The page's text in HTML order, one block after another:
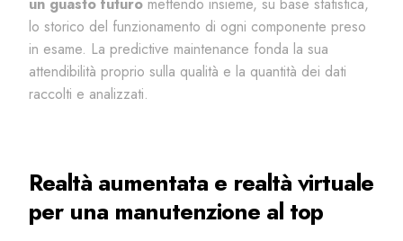
lo storico del funzionamento di ogni componente preso
in esame. La predictive maintenance fonda la sua
attendibilità proprio sulla qualità e la quantità dei dati
raccolti e analizzati.
Realtà aumentata e realtà virtuale
per una manutenzione al top